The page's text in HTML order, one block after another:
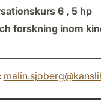
6 , 5 hp
forskning inom
malin.sjoberg@